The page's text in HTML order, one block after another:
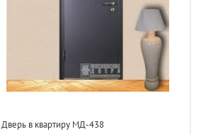
Дверь в квартиру МД-438